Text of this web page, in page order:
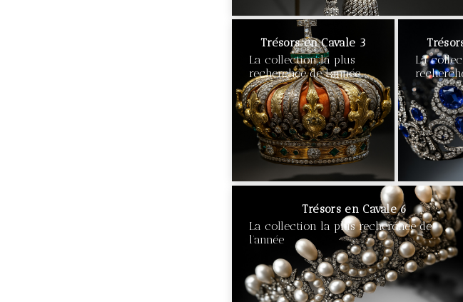
Trésors en Cavale 3
La collection la plus
recherchée de l’année
€90
La
€90
Trésors en Cavale 6
La collection la plus recherchée de
l’année